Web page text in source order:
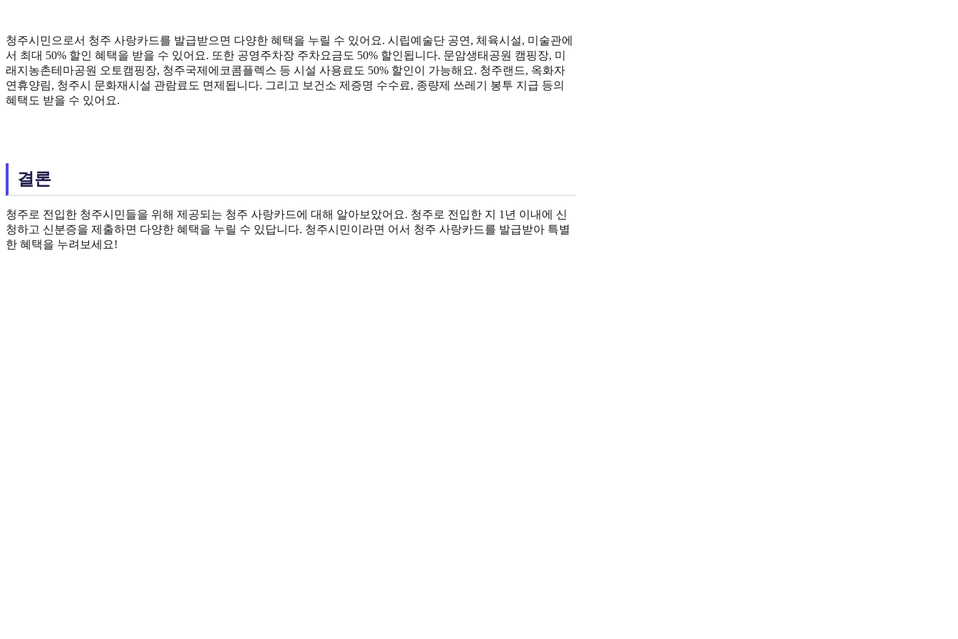
청주시민으로서 청주 사랑카드를 발급받으면 다양한 혜택을 누릴 수 있어요. 시립예술단 공연, 체육시설, 미술관에
서 최대 50% 할인 혜택을 받을 수 있어요. 또한 공영주차장 주차요금도 50% 할인됩니다. 문암생태공원 캠핑장, 미
래지농촌테마공원 오토캠핑장, 청주국제에코콤플렉스 등 시설 사용료도 50% 할인이 가능해요. 청주랜드, 옥화자
연휴양림, 청주시 문화재시설 관람료도 면제됩니다. 그리고 보건소 제증명 수수료, 종량제 쓰레기 봉투 지급 등의
혜택도 받을 수 있어요.
결론
청주로 전입한 청주시민들을 위해 제공되는 청주 사랑카드에 대해 알아보았어요. 청주로 전입한 지 1년 이내에 신
청하고 신분증을 제출하면 다양한 혜택을 누릴 수 있답니다. 청주시민이라면 어서 청주 사랑카드를 발급받아 특별
한 혜택을 누려보세요!